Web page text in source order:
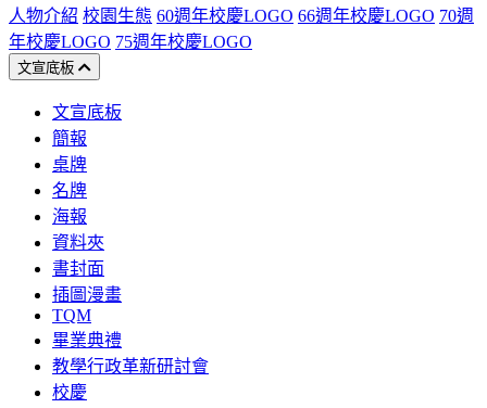
人物介紹 校園生態 60週年校慶LOGO 66週年校慶LOGO 70週
年校慶LOGO 75週年校慶LOGO
文宣底板
文宣底板
簡報
桌牌
名牌
海報
資料夾
書封面
插圖漫畫
TQM
畢業典禮
教學行政革新研討會
校慶